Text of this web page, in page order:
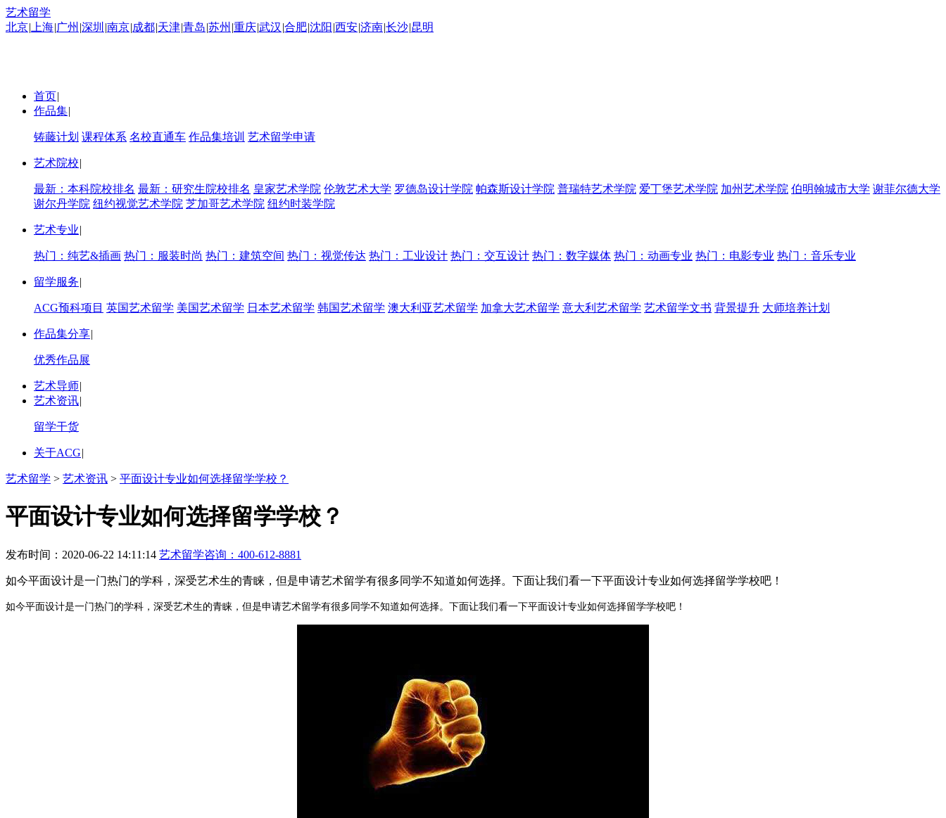
艺术留学
北京| 上海|广州 |深圳 |南京|成都|天津|青岛|苏州 |重庆|武汉 |合肥|沈阳 |西安|济南|长沙|昆明
首页|
作品集|
铸藤计划 课程体系 名校直通车 作品集培训 艺术留学申请
艺术院校|
最新：本科院校排名 最新：研究生院校排名 皇家艺术学院 伦敦艺术大学 罗德岛设计学院 帕森斯设计学院 普瑞特艺术学院 爱丁堡艺术学院 加州艺术学院 伯明翰城市大学 谢菲尔德大学
谢尔丹学院 纽约视觉艺术学院 芝加哥艺术学院 纽约时装学院
艺术专业|
热门：纯艺&插画 热门：服装时尚 热门：建筑空间 热门：视觉传达 热门：工业设计 热门：交互设计 热门：数字媒体 热门：动画专业 热门：电影专业 热门：音乐专业
留学服务|
ACG预科项目 英国艺术留学 美国艺术留学 日本艺术留学 韩国艺术留学 澳大利亚艺术留学 加拿大艺术留学 意大利艺术留学 艺术留学文书 背景提升 大师培养计划
作品集分享|
优秀作品展
艺术导师|
艺术资讯|
留学干货
关于ACG|
艺术留学 > 艺术资讯 > 平面设计专业如何选择留学学校？
平面设计专业如何选择留学学校？
发布时间：2020-06-22 14:11:14 艺术留学咨询： 400-612-8881
如今平面设计是一门热门的学科，深受艺术生的青睐，但是申请艺术留学有很多同学不知道如何选择。下面让我们看一下平面设计专业如何选择留学学校吧！
如今平面设计是一门热门的学科，深受艺术生的青睐，但是申请艺术留学有很多同学不知道如何选择。下面让我们看一下平面设计专业如何选择留学学校吧！